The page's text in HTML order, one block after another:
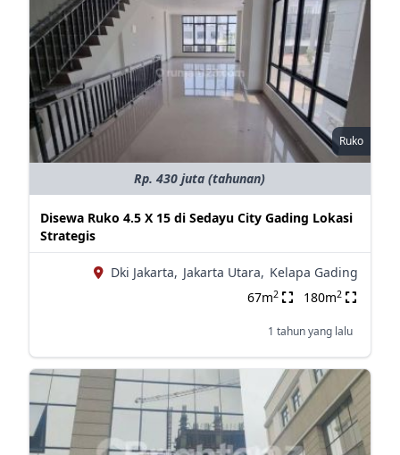
Ruko
Rp. 430 juta (tahunan)
Disewa Ruko 4.5 X 15 di Sedayu City Gading Lokasi
Strategis
Dki Jakarta, Jakarta Utara, Kelapa Gading
67m2 180m2
1 tahun yang lalu